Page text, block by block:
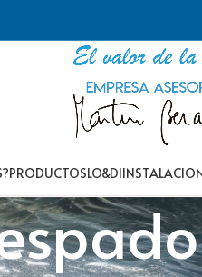
PRODUCTOSLO&DI